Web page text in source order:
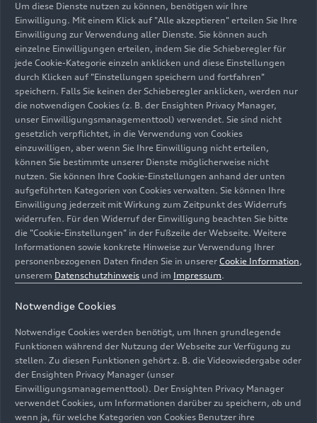
markenprägende Modelle wie den Porsche 918
Spyder auf die Straße gebracht hat. Auf dem
weiteren Weg von Bentley zum führenden
Anbieter im Luxussektor wird Frank-Steffen
Wallisers langjährige Erfahrung und Kenntnis des
Luxussegments bedeutsam sein“, sagt Gernot
Döllner, Vorsitzender des Vorstands der AUDI AG
und verantwortlich für die Markengruppe
Progressive mit Audi, Lamborghini, Bentley und
Ducati im Volkswagen Konzern.
„Ich gehe die Aufgabe mit großem Respekt an
und freue mich auf ein Team in Crewe, das in den
letzten Jahren eine beeindruckende Performance
gezeigt hat. Die weitere Transformation der
Automobilindustrie wird auch für Bentley eine
große Aufgabe werden, die ich zusammen mit
dem Team mit Freude annehmen werde. Ich bin
im Luxussegment setzen wird“, sagt Walliser.
Nach seinem Maschinenbaustudium mit
Schwerpunkt Verbrennungsmotoren und
Technologiemanagement stieg Walliser 1995 bei
Porsche ein und blieb der Marke seither treu. Der
Um diese Dienste nutzen zu können, benötigen wir Ihre
Einwilligung. Mit einem Klick auf "Alle akzeptieren" erteilen Sie Ihre
Einwilligung zur Verwendung aller Dienste. Sie können auch
einzelne Einwilligungen erteilen, indem Sie die Schieberegler für
jede Cookie-Kategorie einzeln anklicken und diese Einstellungen
durch Klicken auf "Einstellungen speichern und fortfahren"
speichern. Falls Sie keinen der Schieberegler anklicken, werden nur
die notwendigen Cookies (z. B. der Ensighten Privacy Manager,
unser Einwilligungsmanagementtool) verwendet. Sie sind nicht
gesetzlich verpflichtet, in die Verwendung von Cookies
einzuwilligen, aber wenn Sie Ihre Einwilligung nicht erteilen,
können Sie bestimmte unserer Dienste möglicherweise nicht
nutzen. Sie können Ihre Cookie-Einstellungen anhand der unten
aufgeführten Kategorien von Cookies verwalten. Sie können Ihre
Einwilligung jederzeit mit Wirkung zum Zeitpunkt des Widerrufs
widerrufen. Für den Widerruf der Einwilligung beachten Sie bitte
die "Cookie-Einstellungen" in der Fußzeile der Webseite. Weitere
Informationen sowie konkrete Hinweise zur Verwendung Ihrer
personenbezogenen Daten finden Sie in unserer Cookie Information,
unserem Datenschutzhinweis und im Impressum.
Notwendige Cookies
Notwendige Cookies werden benötigt, um Ihnen grundlegende
Funktionen während der Nutzung der Webseite zur Verfügung zu
stellen. Zu diesen Funktionen gehört z. B. die Videowiedergabe oder
der Ensighten Privacy Manager (unser
Einwilligungsmanagementtool). Der Ensighten Privacy Manager
verwendet Cookies, um Informationen darüber zu speichern, ob und
wenn ja, für welche Kategorien von Cookies Benutzer ihre